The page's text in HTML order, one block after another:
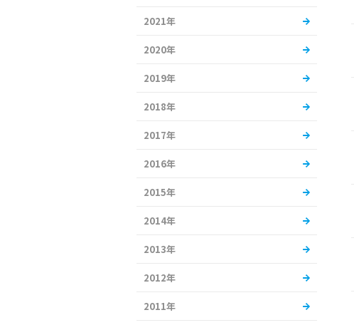
2021年
2020年
2019年
2018年
2017年
2016年
2015年
2014年
2013年
2012年
2011年